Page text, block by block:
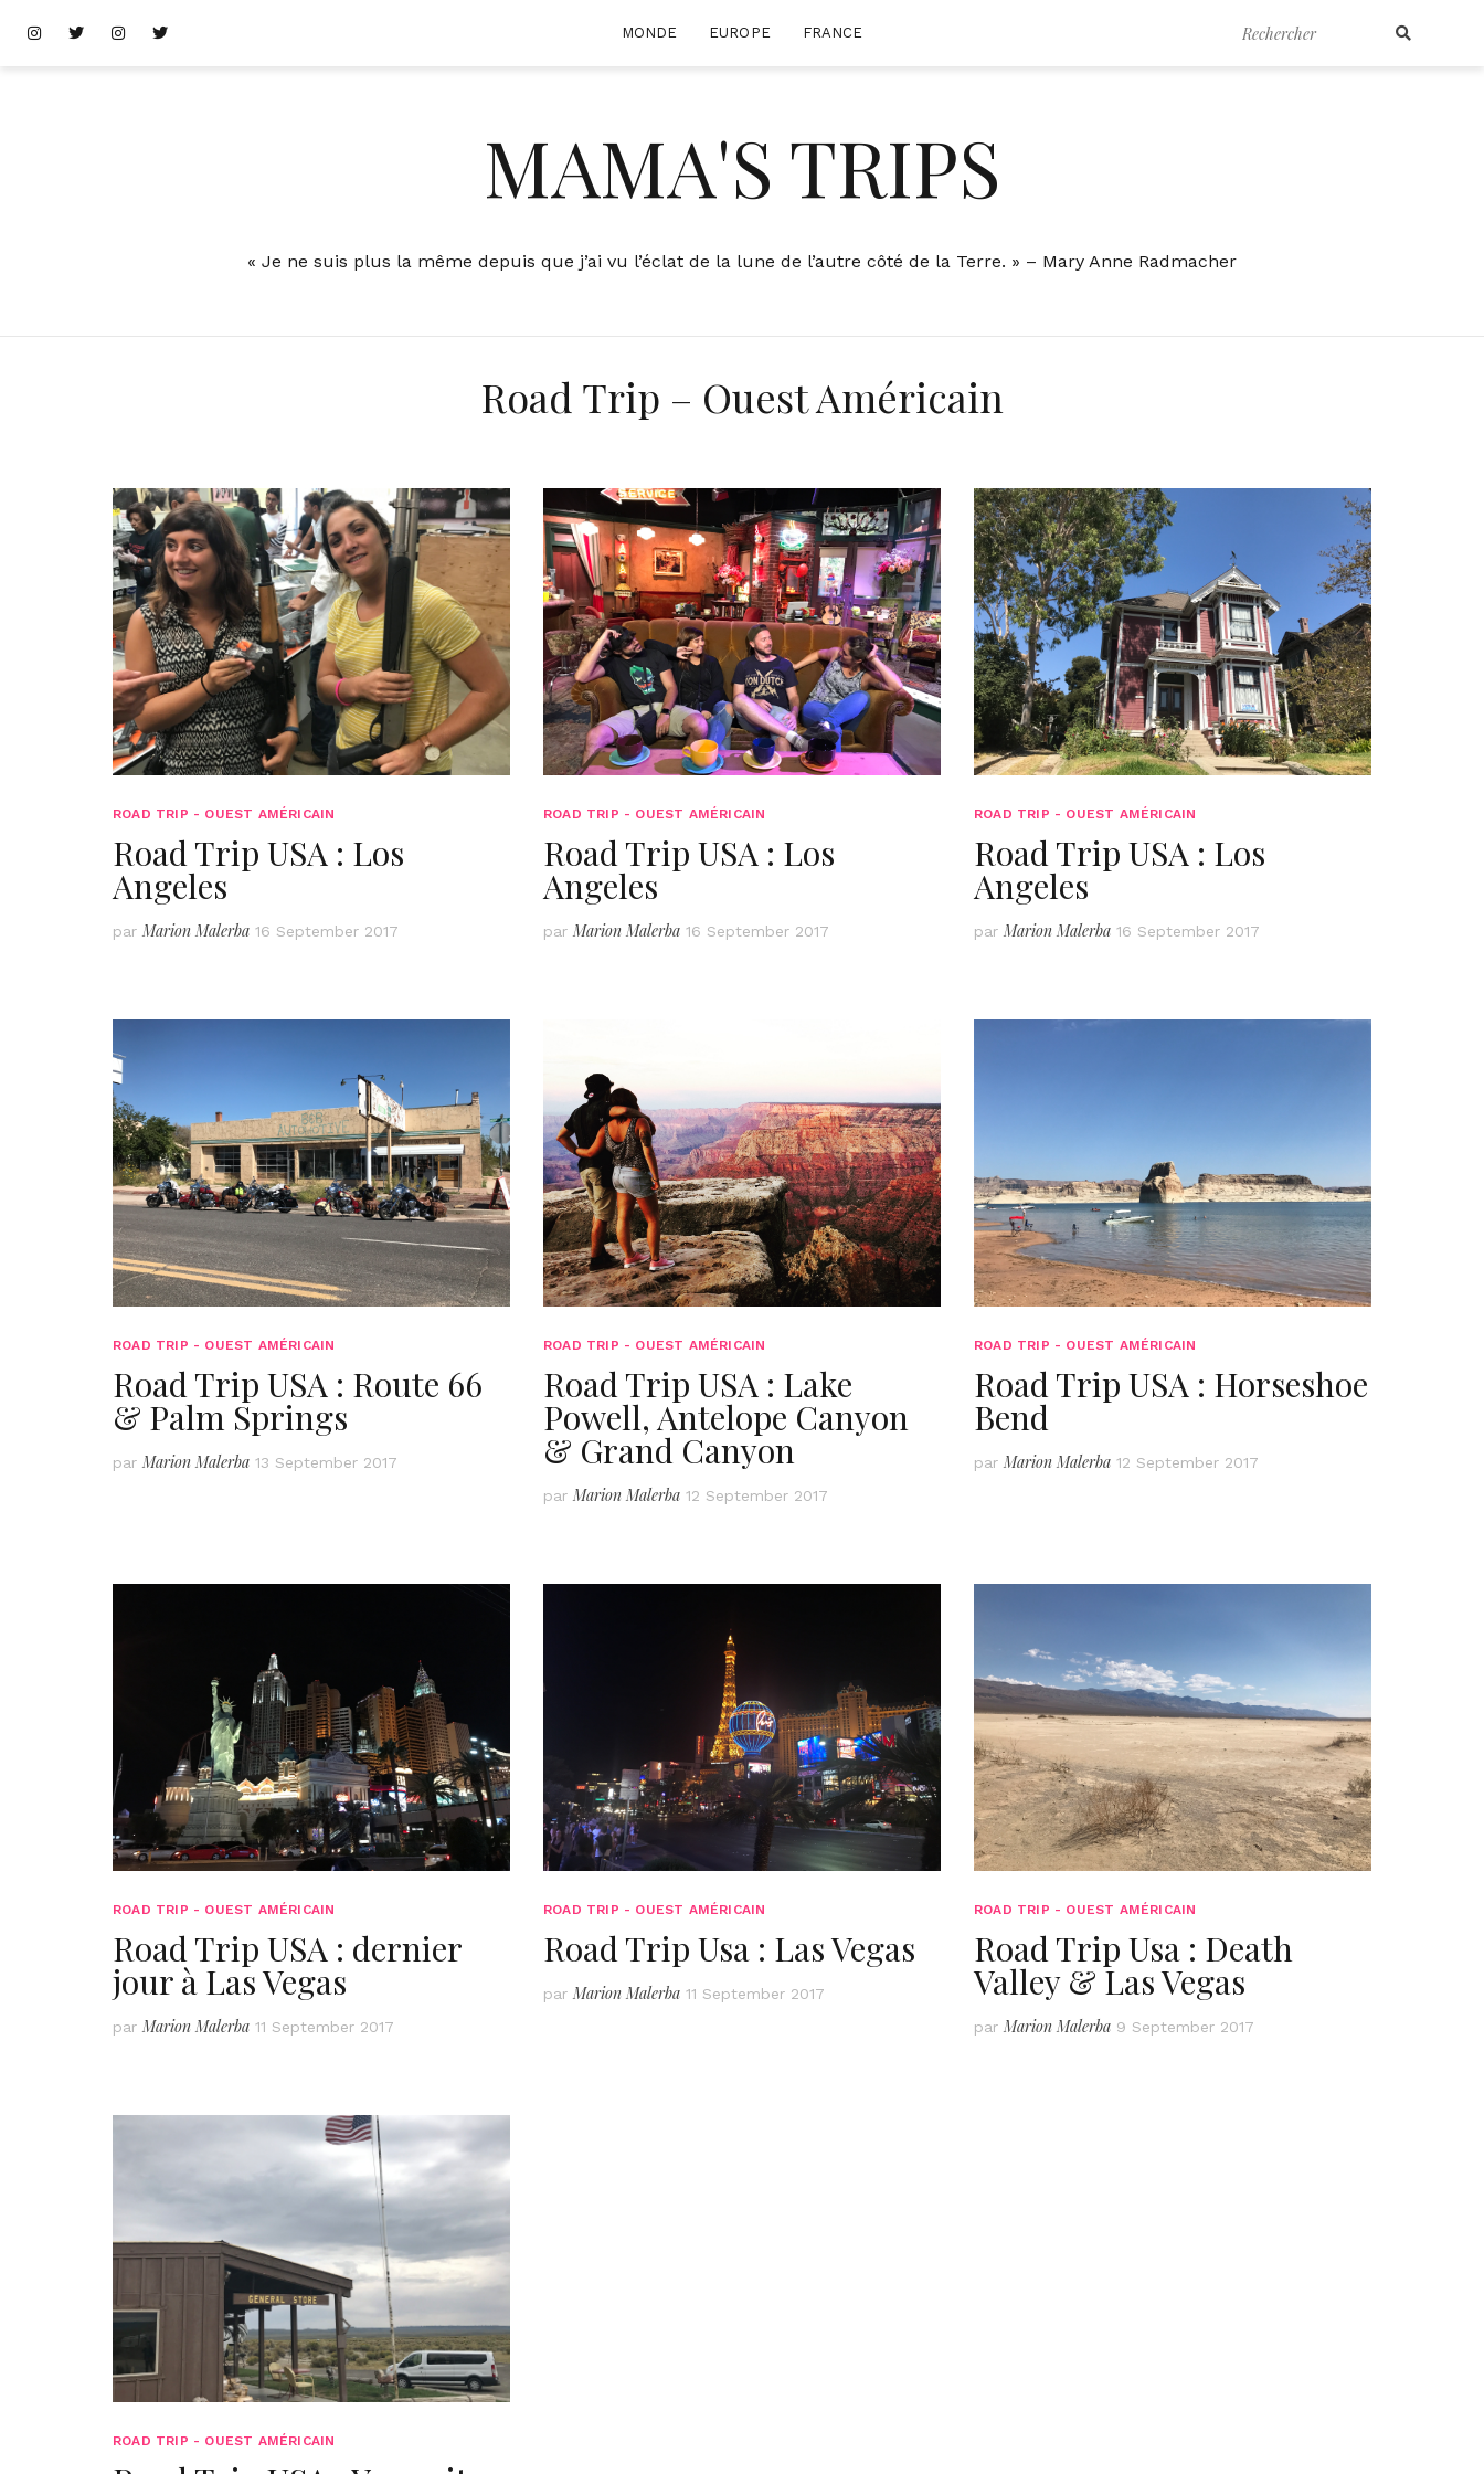
Search
MONDE EUROPE FRANCE
Instagram
TwitterInstagramTwitter
MAMA'S TRIPS
« Je ne suis plus la même depuis que j’ai vu l’éclat de la lune de l’autre côté de la Terre. » – Mary Anne Radmacher
Road Trip – Ouest Américain
ROAD TRIP - OUEST AMÉRICAIN
Road Trip USA : Los
Angeles
par Marion Malerba 16 September 2017
ROAD TRIP - OUEST AMÉRICAIN
Road Trip USA : Los
Angeles
par Marion Malerba 16 September 2017
ROAD TRIP - OUEST AMÉRICAIN
Road Trip USA : Los
Angeles
par Marion Malerba 16 September 2017
ROAD TRIP - OUEST AMÉRICAIN
Road Trip USA : Route 66
& Palm Springs
par Marion Malerba 13 September 2017
ROAD TRIP - OUEST AMÉRICAIN
Road Trip USA : Lake
Powell, Antelope Canyon
& Grand Canyon
par Marion Malerba 12 September 2017
ROAD TRIP - OUEST AMÉRICAIN
Road Trip USA : Horseshoe
Bend
par Marion Malerba 12 September 2017
ROAD TRIP - OUEST AMÉRICAIN
Road Trip USA : dernier
jour à Las Vegas
par Marion Malerba 11 September 2017
ROAD TRIP - OUEST AMÉRICAIN
Road Trip Usa : Las Vegas
par Marion Malerba 11 September 2017
ROAD TRIP - OUEST AMÉRICAIN
Road Trip Usa : Death
Valley & Las Vegas
par Marion Malerba 9 September 2017
ROAD TRIP - OUEST AMÉRICAIN